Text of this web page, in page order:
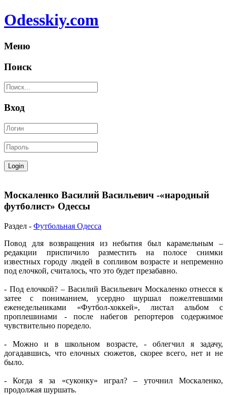
Odesskiy.com
Меню
Поиск
Вход
Москаленко Василий Васильевич -«народный
футболист» Одессы
Раздел - Футбольная Одесса
Повод для возвращения из небытия был карамельным –
редакции приспичило разместить на полосе снимки
известных городу людей в сопливом возрасте и непременно
под елочкой, считалось, что это будет презабавно.
- Под елочкой? – Василий Васильевич Москаленко отнесся к
затее с пониманием, усердно шуршал пожелтевшими
еженедельниками «Футбол-хоккей», листал альбом с
проплешинами - после набегов репортеров содержимое
чувствительно поредело.
- Можно и в школьном возрасте, - облегчил я задачу,
догадавшись, что елочных сюжетов, скорее всего, нет и не
было.
- Когда я за «суконку» играл? – уточнил Москаленко,
продолжая шуршать.